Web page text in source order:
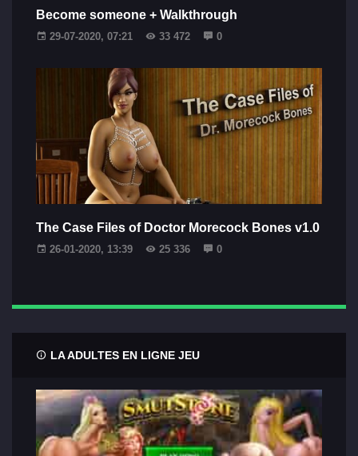
Become someone + Walkthrough
29-07-2020, 07:21 33 472 0
The Case Files of Doctor Morecock Bones v1.0
26-01-2020, 13:39 25 336 0
LA ADULTES EN LIGNE JEU